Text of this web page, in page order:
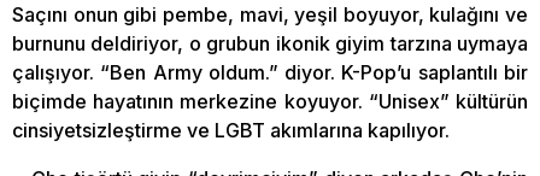
Saçını onun gibi pembe, mavi, yeşil boyuyor, kulağını ve
burnunu deldiriyor, o grubun ikonik giyim tarzına uymaya
çalışıyor. “Ben Army oldum.” diyor. K-Pop’u saplantılı bir
biçimde hayatının merkezine koyuyor. “Unisex” kültürün
cinsiyetsizleştirme ve LGBT akımlarına kapılıyor.